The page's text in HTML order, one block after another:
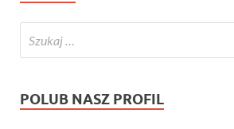
POLUB NASZ PROFIL